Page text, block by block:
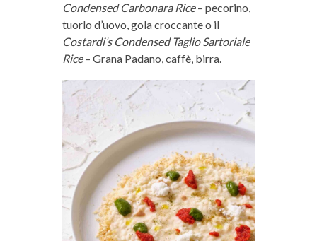
Condensed Carbonara Rice– pecorino,
tuorlo d’uovo, gola croccante o il
Costardi’s Condensed Taglio Sartoriale
Rice– Grana Padano, caffè, birra.